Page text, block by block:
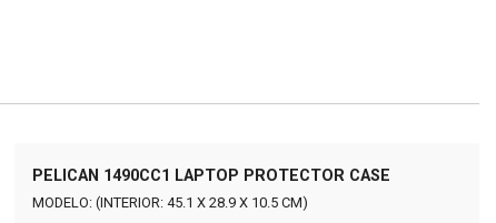
PELICAN 1490CC1 LAPTOP PROTECTOR CASE
MODELO: (INTERIOR: 45.1 X 28.9 X 10.5 CM)